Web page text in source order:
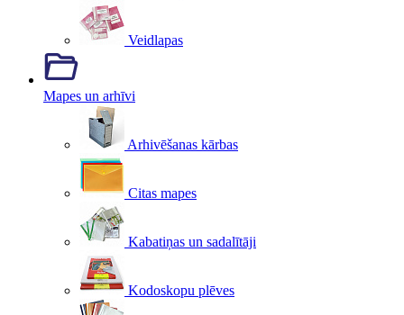
Veidlapas
Mapes un arhīvi
Arhivēšanas kārbas
Citas mapes
Kabatiņas un sadalītāji
Kodoskopu plēves